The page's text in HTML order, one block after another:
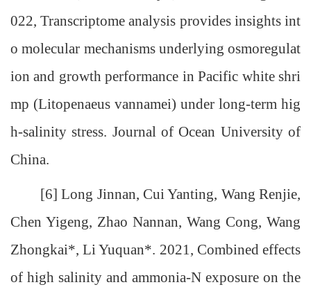
022, Transcriptome analysis provides insights int
o molecular mechanisms underlying osmoregulat
ion and growth performance in Pacific white shri
mp (Litopenaeus vannamei) under long-term hig
h-salinity stress. Journal of Ocean University of
China.
[6] Long Jinnan, Cui Yanting, Wang Renjie,
Chen Yigeng, Zhao Nannan, Wang Cong, Wang
Zhongkai*, Li Yuquan*. 2021, Combined effects
of high salinity and ammonia-N exposure on the